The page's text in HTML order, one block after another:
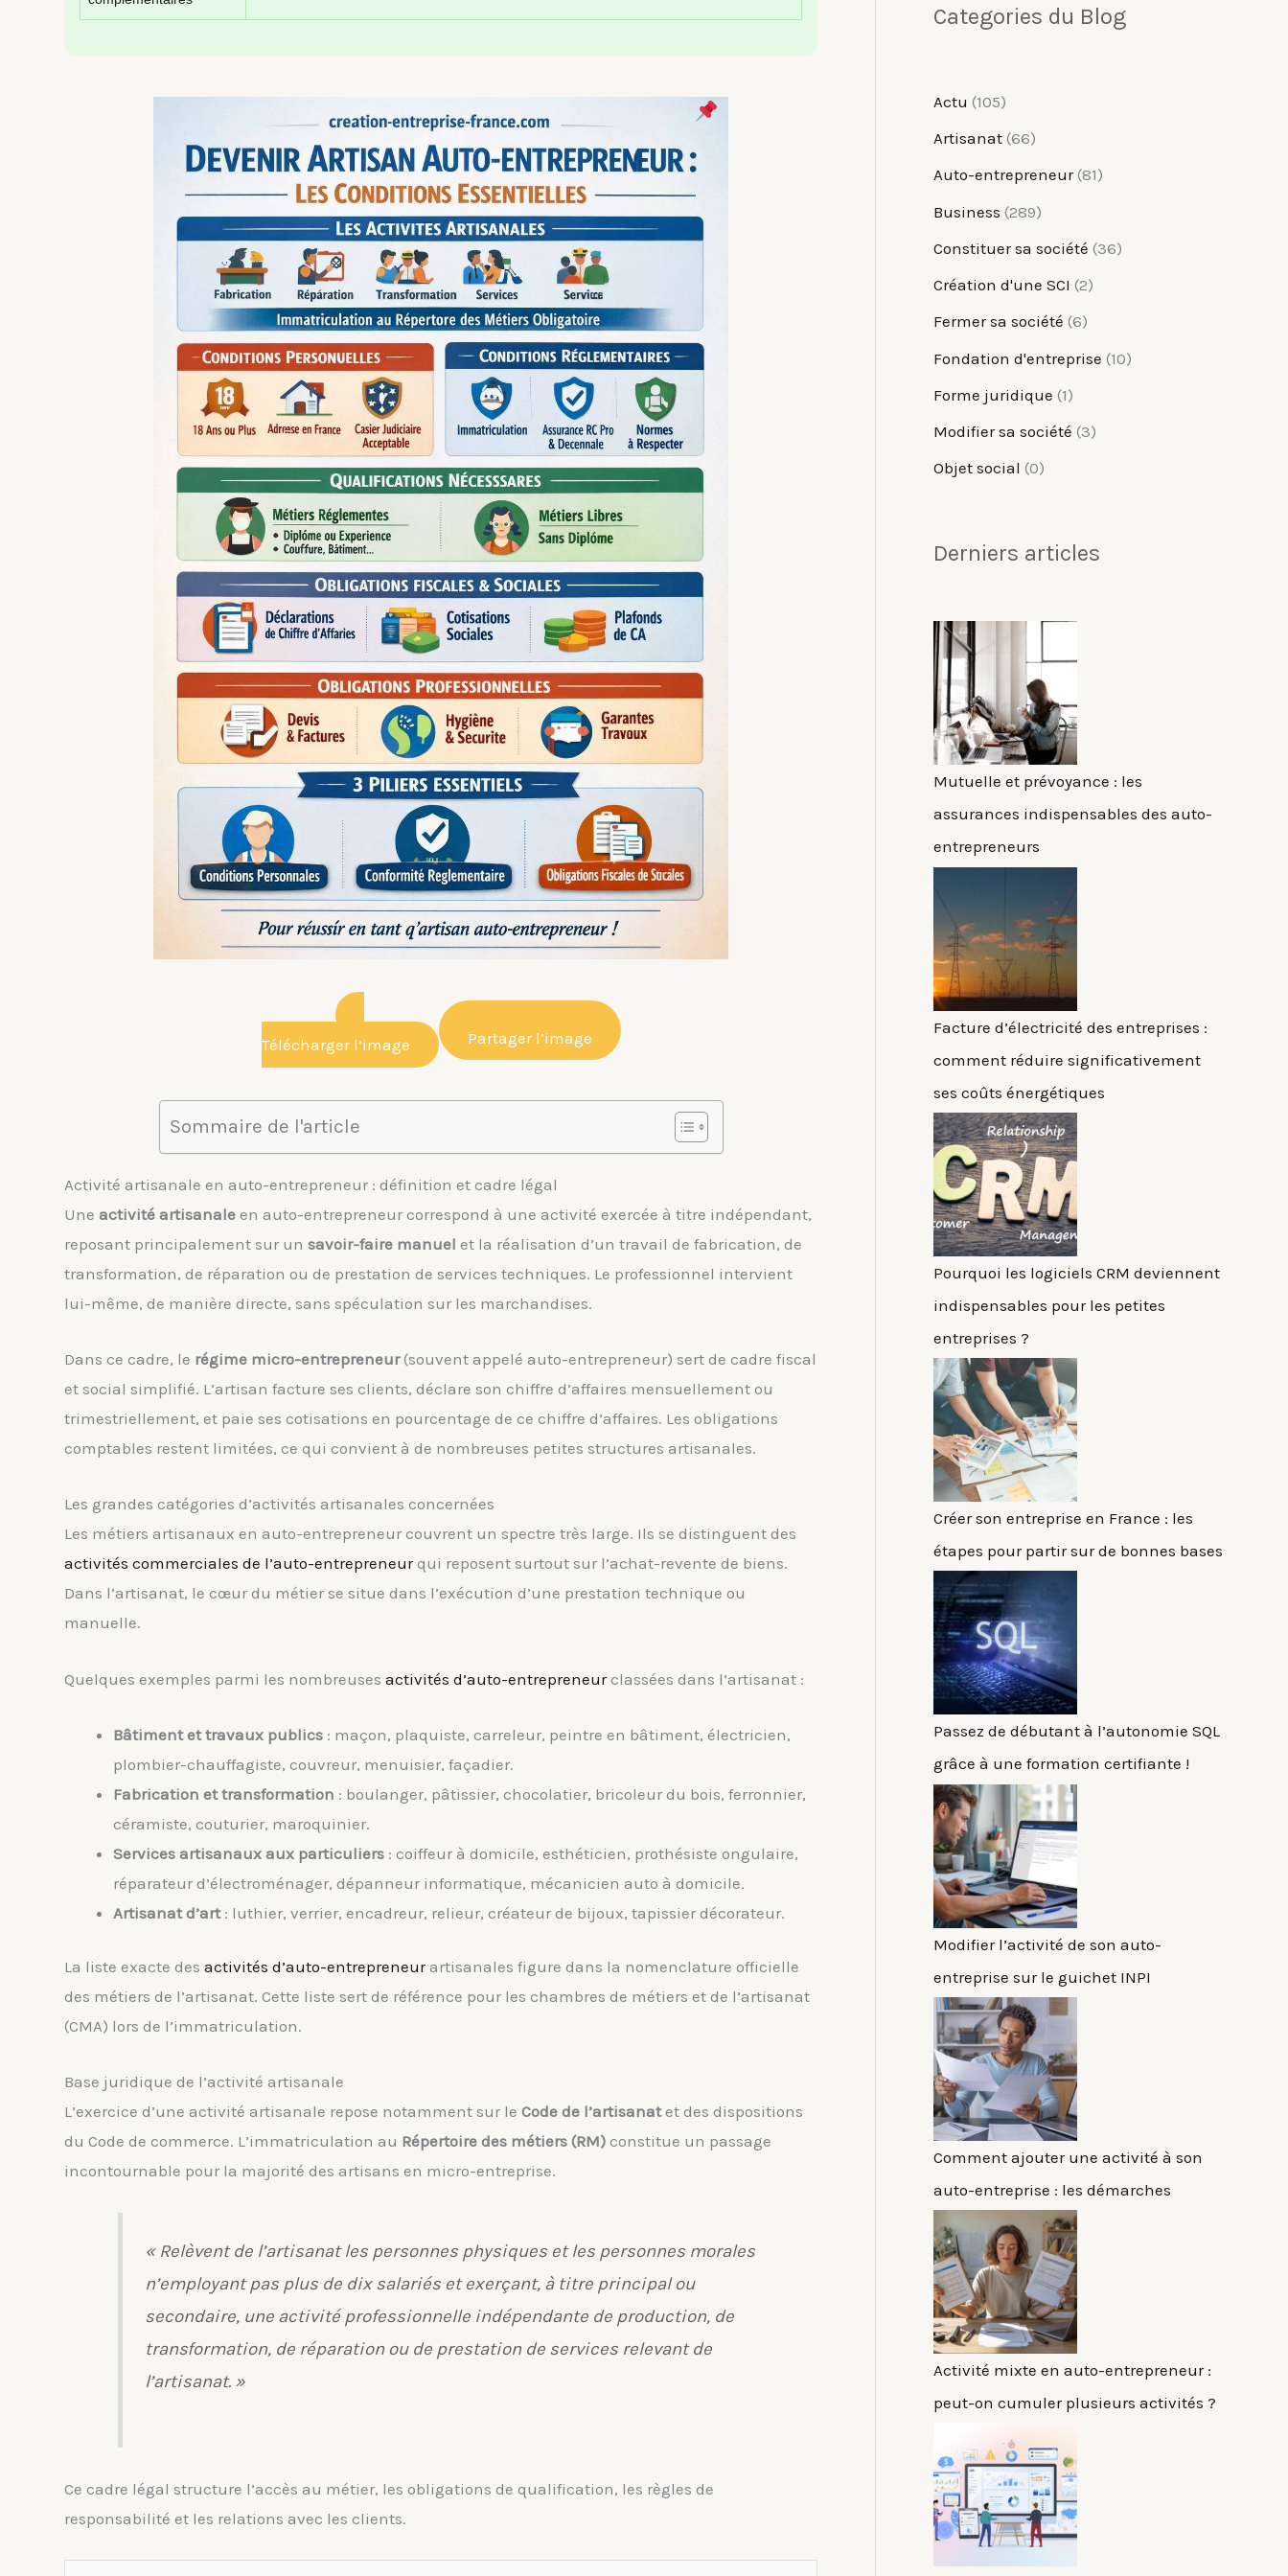
Télécharger l’image Partager l’image
Sommaire de l'article
Activité artisanale en auto-entrepreneur : définition et cadre légal
Une activité artisanale en auto-entrepreneur correspond à une activité exercée à titre indépendant,
reposant principalement sur un savoir-faire manuel et la réalisation d’un travail de fabrication, de
transformation, de réparation ou de prestation de services techniques. Le professionnel intervient
lui-même, de manière directe, sans spéculation sur les marchandises.
Dans ce cadre, le régime micro-entrepreneur(souvent appelé auto-entrepreneur) sert de cadre fiscal
et social simplifié. L’artisan facture ses clients, déclare son chiffre d’affaires mensuellement ou
trimestriellement, et paie ses cotisations en pourcentage de ce chiffre d’affaires. Les obligations
comptables restent limitées, ce qui convient à de nombreuses petites structures artisanales.
Les grandes catégories d’activités artisanales concernées
Les métiers artisanaux en auto-entrepreneur couvrent un spectre très large. Ils se distinguent des
activités commerciales de l’auto-entrepreneurqui reposent surtout sur l’achat-revente de biens.
Dans l’artisanat, le cœur du métier se situe dans l’exécution d’une prestation technique ou
manuelle.
Quelques exemples parmi les nombreuses activités d’auto-entrepreneurclassées dans l’artisanat :
Bâtiment et travaux publics : maçon, plaquiste, carreleur, peintre en bâtiment, électricien,
plombier-chauffagiste, couvreur, menuisier, façadier.
Fabrication et transformation : boulanger, pâtissier, chocolatier, bricoleur du bois, ferronnier,
céramiste, couturier, maroquinier.
Services artisanaux aux particuliers : coiffeur à domicile, esthéticien, prothésiste ongulaire,
réparateur d’électroménager, dépanneur informatique, mécanicien auto à domicile.
Artisanat d’art: luthier, verrier, encadreur, relieur, créateur de bijoux, tapissier décorateur.
La liste exacte des activités d’auto-entrepreneurartisanales figure dans la nomenclature officielle
des métiers de l’artisanat. Cette liste sert de référence pour les chambres de métiers et de l’artisanat
(CMA) lors de l’immatriculation.
Base juridique de l’activité artisanale
L’exercice d’une activité artisanale repose notamment sur le Code de l’artisanatet des dispositions
du Code de commerce. L’immatriculation au Répertoire des métiers (RM) constitue un passage
incontournable pour la majorité des artisans en micro-entreprise.
« Relèvent de l’artisanat les personnes physiques et les personnes morales
n’employant pas plus de dix salariés et exerçant, à titre principal ou
secondaire, une activité professionnelle indépendante de production, de
transformation, de réparation ou de prestation de services relevant de
l’artisanat. »
Ce cadre légal structure l’accès au métier, les obligations de qualification, les règles de
responsabilité et les relations avec les clients.
Categories du Blog
Actu (105)
Artisanat (66)
Auto-entrepreneur(81)
Business (289)
Constituer sa société (36)
Création d'une SCI (2)
Fermer sa société (6)
Fondation d'entreprise (10)
Forme juridique (1)
Modifier sa société (3)
Objet social (0)
Derniers articles
Mutuelle et prévoyance : les
assurances indispensables des auto-
entrepreneurs
Facture d’électricité des entreprises :
comment réduire significativement
ses coûts énergétiques
Pourquoi les logiciels CRM deviennent
indispensables pour les petites
entreprises ?
Créer son entreprise en France : les
étapes pour partir sur de bonnes bases
Passez de débutant à l’autonomie SQL
grâce à une formation certifiante !
Modifier l’activité de son auto-
entreprise sur le guichet INPI
Comment ajouter une activité à son
auto-entreprise : les démarches
Activité mixte en auto-entrepreneur :
peut-on cumuler plusieurs activités ?